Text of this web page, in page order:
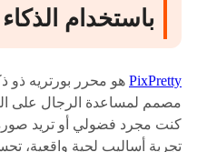
باستخدام
PixPretty هو محرر بورتريه ذو
مصمم لمساعدة الرجال على
تجربة أساليب لحية واقعية،